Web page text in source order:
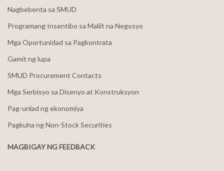
Nagbebenta sa SMUD
Programang Insentibo sa Maliit na Negosyo
Mga Oportunidad sa Pagkontrata
Gamit ng lupa
SMUD Procurement Contacts
Mga Serbisyo sa Disenyo at Konstruksyon
Pag-unlad ng ekonomiya
Pagkuha ng Non-Stock Securities
MAGBIGAY NG FEEDBACK